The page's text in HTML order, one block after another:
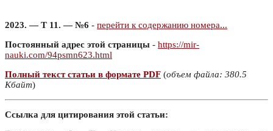
2023. — Т 11. — №6 - перейти к содержанию номера...
Постоянный адрес этой страницы - https://mir-
nauki.com/94psmn623.html
Полный текст статьи в формате PDF (объем файла: 380.5
Кбайт)
Ссылка для цитирования этой статьи: